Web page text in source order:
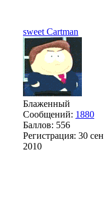
sweet Cartman
Блаженный
Сообщений: 1880
Баллов: 556
Регистрация: 30 сен
2010